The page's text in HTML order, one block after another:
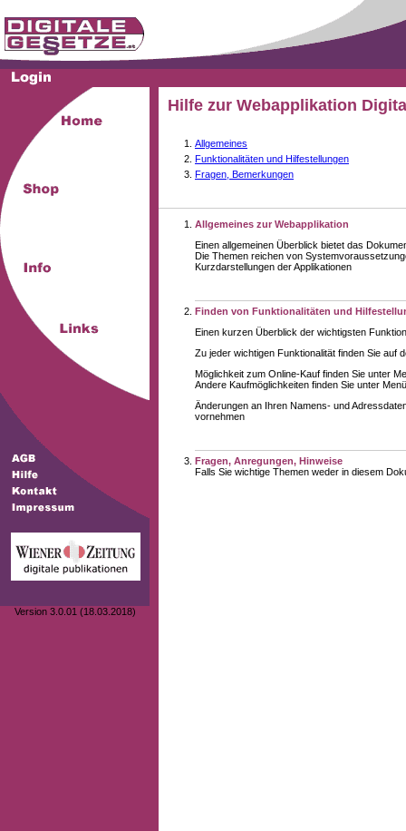
Version 3.0.01 (18.03.2018)
Hilfe zur Webapplikation
Allgemeines
Funktionalitäten und Hilfestellungen
Fragen, Bemerkungen
Allgemeines zur Webapplikation
Einen allgemeinen Überblick bietet das
Die Themen reichen von
Kurzdarstellungen der Applikationen
Finden von Funktionalitäten und
Einen kurzen Überblick der wichtigsten
Zu jeder wichtigen Funktionalität finden Sie auf
Möglichkeit zum Online-Kauf finden Sie unter
Andere Kaufmöglichkeiten finden Sie unter
Änderungen an Ihren Namens- und
vornehmen
Fragen, Anregungen, Hinweise
Falls Sie wichtige Themen weder in diesem